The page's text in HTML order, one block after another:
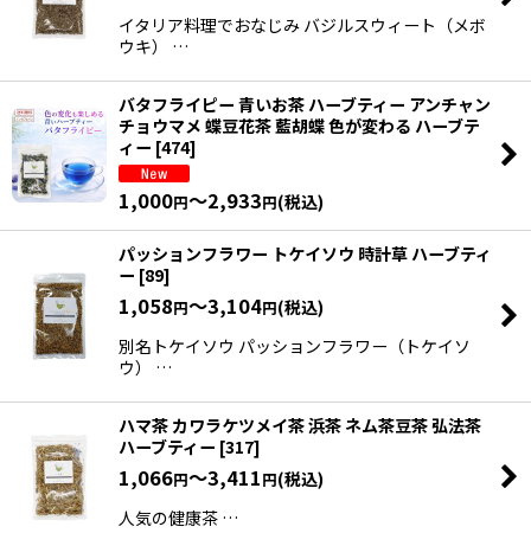
イタリア料理でおなじみ バジルスウィート（メボ
ウキ） …
バタフライピー 青いお茶 ハーブティー アンチャン
チョウマメ 蝶豆花茶 藍胡蝶 色が変わる ハーブテ
ィー [474]
1,000円～2,933円(税込)
パッションフラワー トケイソウ 時計草 ハーブティ
ー [89]
1,058円～3,104円(税込)
別名トケイソウ パッションフラワー（トケイソ
ウ） …
ハマ茶 カワラケツメイ茶 浜茶 ネム茶豆茶 弘法茶
ハーブティー [317]
1,066円～3,411円(税込)
人気の健康茶 …